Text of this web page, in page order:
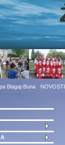
Blagaj-Buna NOVOSTI